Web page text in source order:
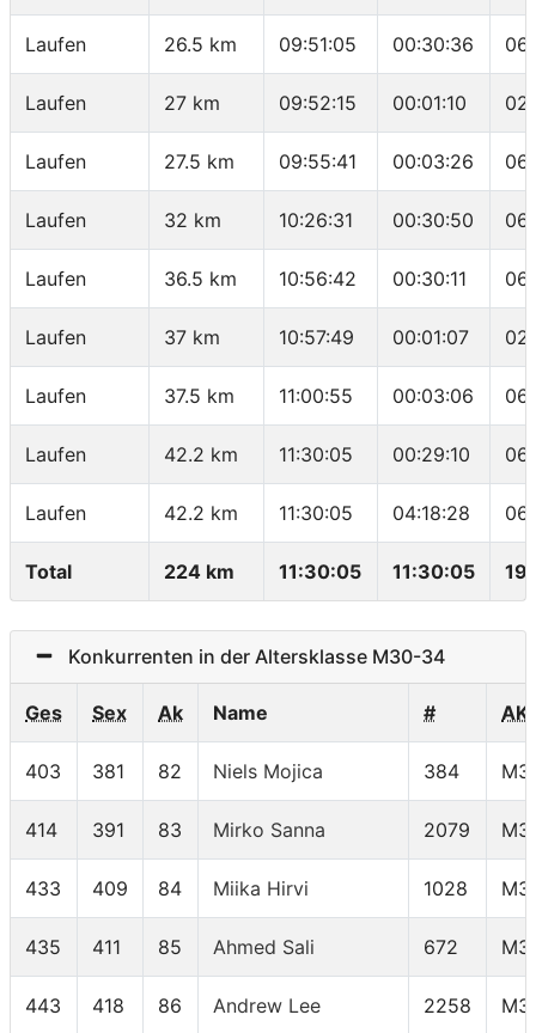
Laufen 26.5 km 09:51:05 00:30:36
Laufen 27 km 09:52:15 00:01:10
Laufen 27.5 km 09:55:41 00:03:26
Laufen 32 km 10:26:31 00:30:50
Laufen 36.5 km 10:56:42 00:30:11
Laufen 37 km 10:57:49 00:01:07
Laufen 37.5 km 11:00:55 00:03:06
Laufen 42.2 km 11:30:05 00:29:10
Laufen 42.2 km 11:30:05 04:18:28
Total 224 km 11:30:05 11:30:05
Konkurrenten in der Altersklasse M30-34
Ges Sex Ak Name # AK
403 381 82 Niels Mojica 384
414 391 83 Mirko Sanna 2079
433 409 84 Miika Hirvi 1028
435 411 85 Ahmed Sali 672
443 418 86 Andrew Lee 2258